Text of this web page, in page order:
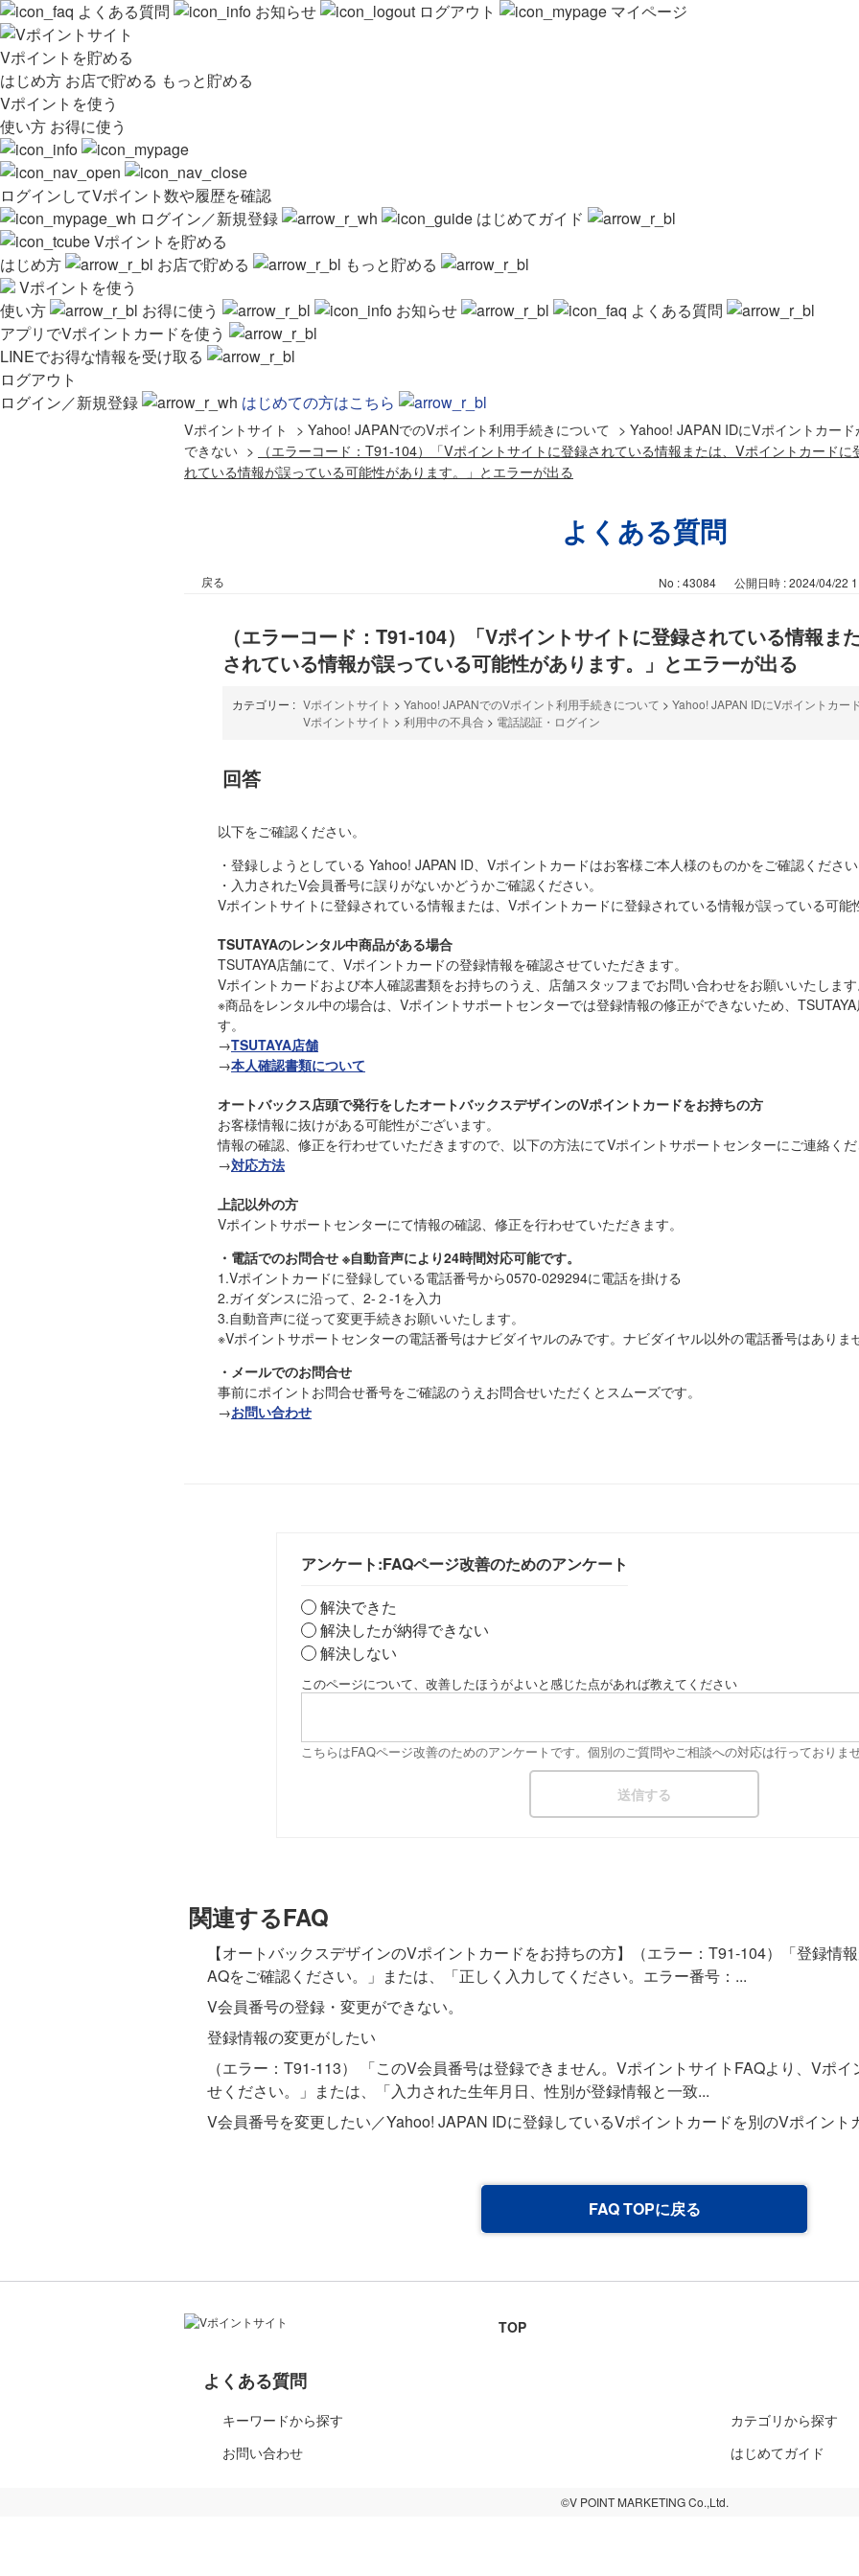
よくある質問 お知らせ ログアウト マイページ
Vポイントを貯める
はじめ方 お店で貯める もっと貯める
Vポイントを使う
使い方 お得に使う
ログインしてVポイント数や履歴を確認
ログイン／新規登録
はじめてガイド
Vポイントを貯める
はじめ方
お店で貯める
もっと貯める
Vポイントを使う
使い方
お得に使う お知らせ
よくある質問
アプリでVポイントカードを使う
LINEでお得な情報を受け取る
ログアウト
ログイン／新規登録
はじめての方はこちら
Vポイントサイト > Yahoo! JAPANでのVポイント利用手続きについて > Yahoo! JAPAN IDにVポイントカード
できない >
（エラーコード：T91-104）「Vポイントサイトに登録されている情報または、Vポイントカードに
れている情報が誤っている可能性があります。」とエラーが出る
よくある質問
戻る No : 43084 公開日時 : 2024/04/22
（エラーコード：T91-104）「Vポイントサイトに登録されている情報ま
されている情報が誤っている可能性があります。」とエラーが出る
カテゴリー : Vポイントサイト > Yahoo! JAPANでのVポイント利用手続きについて > Yahoo! JAPAN IDにVポイントカー
Vポイントサイト > 利用中の不具合 > 電話認証・ログイン
回答
以下をご確認ください。
・登録しようとしている Yahoo! JAPAN ID、Vポイントカードはお客様ご本人様のものかをご確認くださ
・入力されたV会員番号に誤りがないかどうかご確認ください。
Vポイントサイトに登録されている情報または、Vポイントカードに登録されている情報が誤っている可能
TSUTAYAのレンタル中商品がある場合
TSUTAYA店舗にて、Vポイントカードの登録情報を確認させていただきます。
Vポイントカードおよび本人確認書類をお持ちのうえ、店舗スタッフまでお問い合わせをお願いいたしま
※商品をレンタル中の場合は、Vポイントサポートセンターでは登録情報の修正ができないため、
す。
→TSUTAYA店舗
→本人確認書類について
オートバックス店頭で発行をしたオートバックスデザインのVポイントカードをお持ちの方
お客様情報に抜けがある可能性がございます。
情報の確認、修正を行わせていただきますので、以下の方法にてVポイントサポートセンターにご連絡く
→対応方法
上記以外の方
Vポイントサポートセンターにて情報の確認、修正を行わせていただきます。
・電話でのお問合せ ※自動音声により24時間対応可能です。
1.Vポイントカードに登録している電話番号から0570-029294に電話を掛ける
2.ガイダンスに沿って、2-２-1を入力
3.自動音声に従って変更手続きお願いいたします。
※Vポイントサポートセンターの電話番号はナビダイヤルのみです。ナビダイヤル以外の電話番号はありま
・メールでのお問合せ
事前にポイントお問合せ番号をご確認のうえお問合せいただくとスムーズです。
→お問い合わせ
アンケート:FAQページ改善のためのアンケート
解決できた
解決したが納得できない
解決しない
このページについて、改善したほうがよいと感じた点があれば教えてください
こちらはFAQページ改善のためのアンケートです。個別のご質問やご相談への対応は行っておりま
関連するFAQ
【オートバックスデザインのVポイントカードをお持ちの方】（エラー：T91-104）「登録情
AQをご確認ください。」または、「正しく入力してください。エラー番号：...
V会員番号の登録・変更ができない。
登録情報の変更がしたい
（エラー：T91-113） 「このV会員番号は登録できません。VポイントサイトFAQより、Vポ
せください。」または、「入力された生年月日、性別が登録情報と一致...
V会員番号を変更したい／Yahoo! JAPAN IDに登録しているVポイントカードを別のVポイント
FAQ TOPに戻る
TOP
よくある質問
キーワードから探す
カテゴリから探す
お問い合わせ
はじめてガイド
©V POINT MARKETING Co.,Ltd.